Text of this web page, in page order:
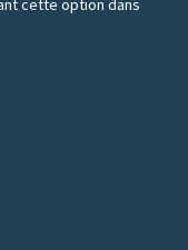
cette option dans